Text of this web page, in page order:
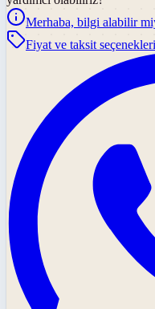
Merhaba, bilgi alabilir
Fiyat ve taksit seçenekleri